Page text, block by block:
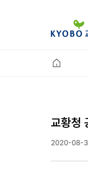
교황청
2020-08-